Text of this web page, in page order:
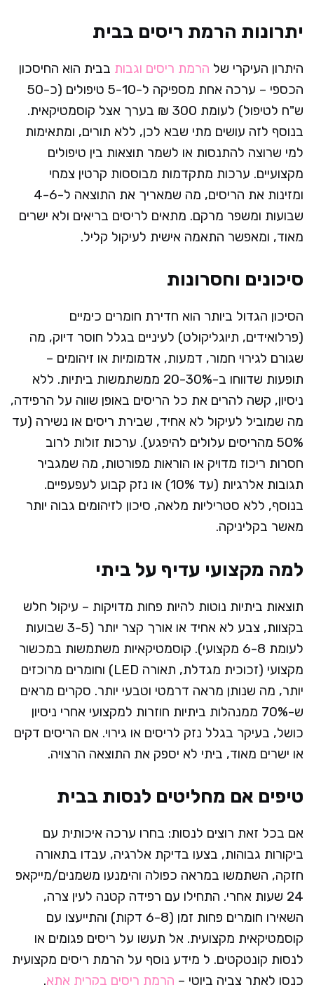
יתרונות הרמת ריסים בבית
היתרון העיקרי של הרמת ריסים וגבות בבית הוא החיסכון
הכספי – ערכה אחת מספיקה ל-5-10 טיפולים (כ-50
ש"ח לטיפול) לעומת 300 ₪ בערך אצל קוסמטיקאית.
בנוסף לזה עושים מתי שבא לכן, ללא תורים, ומתאימות
למי שרוצה להתנסות או לשמר תוצאות בין טיפולים
מקצועיים. ערכות מתקדמות מבוססות קרטין צמחי
ומזינות את הריסים, מה שמאריך את התוצאה ל-4-6
שבועות ומשפר מרקם. מתאים לריסים בריאים ולא ישרים
מאוד, ומאפשר התאמה אישית לעיקול קליל.​
סיכונים וחסרונות
הסיכון הגדול ביותר הוא חדירת חומרים כימיים
(פרלואידים, תיוגליקולט) לעיניים בגלל חוסר דיוק, מה
שגורם לגירוי חמור, דמעות, אדמומיות או זיהומים –
תופעות שדווחו ב-20-30% ממשתמשות ביתיות. ללא
ניסיון, קשה להרים את כל הריסים באופן שווה על הרפידה,
מה שמוביל לעיקול לא אחיד, שבירת ריסים או נשירה (עד
50% מהריסים עלולים להיפגע). ערכות זולות לרוב
חסרות ריכוז מדויק או הוראות מפורטות, מה שמגביר
תגובות אלרגיות (עד 10%) או נזק קבוע לעפעפיים.
בנוסף, ללא סטריליות מלאה, סיכון לזיהומים גבוה יותר
מאשר בקליניקה.​
למה מקצועי עדיף על ביתי
תוצאות ביתיות נוטות להיות פחות מדויקות – עיקול חלש
בקצוות, צבע לא אחיד או אורך קצר יותר (3-5 שבועות
לעומת 6-8 מקצועי). קוסמטיקאיות משתמשות במכשור
מקצועי (זכוכית מגדלת, תאורה LED) וחומרים מרוכזים
יותר, מה שנותן מראה דרמטי וטבעי יותר. סקרים מראים
ש-70% ממנהלות ביתיות חוזרות למקצועי אחרי ניסיון
כושל, בעיקר בגלל נזק לריסים או גירוי. אם הריסים דקים
או ישרים מאוד, ביתי לא יספק את התוצאה הרצויה.​
טיפים אם מחליטים לנסות בבית
אם בכל זאת רוצים לנסות: בחרו ערכה איכותית עם
ביקורות גבוהות, בצעו בדיקת אלרגיה, עבדו בתאורה
חזקה, השתמשו במראה כפולה והימנעו משמנים/מייקאפ
24 שעות אחרי. התחילו עם רפידה קטנה לעין צרה,
השאירו חומרים פחות זמן (6-8 דקות) והתייעצו עם
קוסמטיקאית מקצועית. אל תעשו על ריסים פגומים או
לנסות קונטקטים.​ ל מידע נוסף על הרמת ריסים מקצועית
כנסו לאתר צביה ביוטי – הרמת ריסים בקרית אתא.